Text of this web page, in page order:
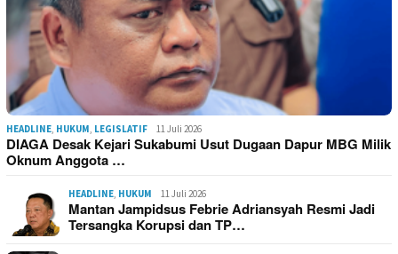
HEADLINE HUKUM LEGISLATIF 11 Juli 2026
DIAGA Desak Kejari Sukabumi Usut Dugaan Dapur MBG Milik
Oknum Anggota …
HEADLINE HUKUM 11 Juli 2026
Mantan Jampidsus Febrie Adriansyah Resmi Jadi
Tersangka Korupsi dan TP…